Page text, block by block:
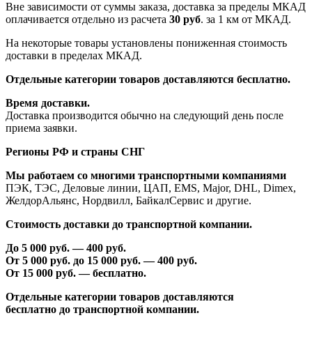
Вне зависимости от суммы заказа, доставка за пределы МКАД
оплачивается отдельно из расчета 30 руб. за 1 км от МКАД.
На некоторые товары установлены пониженная стоимость
доставки в пределах МКАД.
Отдельные категории товаров доставляются бесплатно.
Время доставки.
Доставка производится обычно на следующий день после
приема заявки.
Регионы РФ и страны СНГ
Мы работаем со многими транспортными компаниями
ПЭК, ТЭС, Деловые линии, ЦАП, EMS, Major, DHL, Dimex,
ЖелдорАльянс, Нордвилл, БайкалСервис и другие.
Стоимость доставки до транспортной компании.
До 5 000 руб. —400 руб.
От 5 000 руб. до 15 000 руб. —400 руб.
От 15 000 руб. — бесплатно.
Отдельные категории товаров доставляются
бесплатно до транспортной компании.